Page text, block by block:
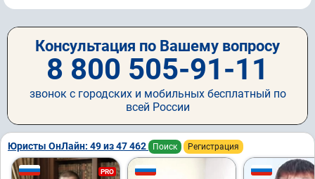
Консультация по Вашему вопросу
8 800 505-91-11
звонок с городских и мобильных бесплатный по
всей России
Юристы ОнЛайн: 49 из 47 462 Поиск Регистрация
PRO